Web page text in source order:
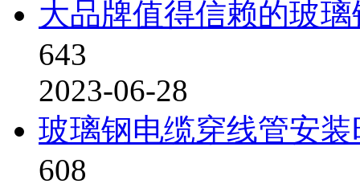
大品牌值得信赖的玻
643
2023-06-28
玻璃钢电缆穿线管安
608